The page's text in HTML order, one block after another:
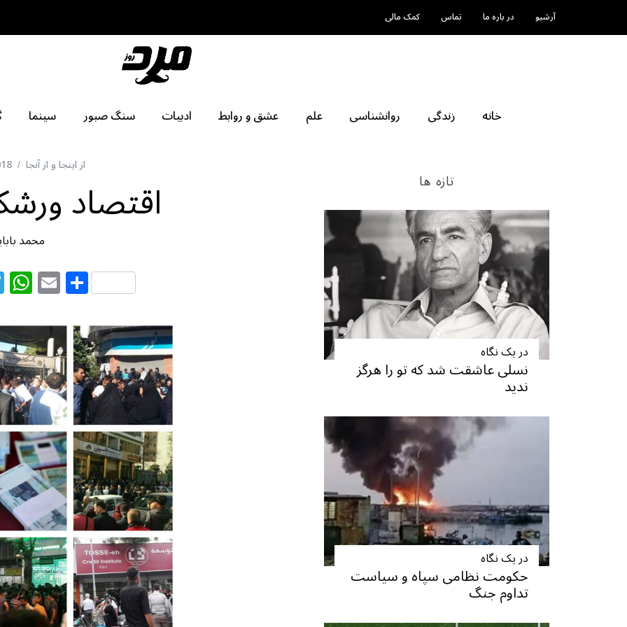
آرشیو در باره ما تماس کمک مالی
خانه زندگی روانشناسی علم عشق و روابط ادبیات سنگ صبور سینما
از اینجا و از آنجا
اقتصاد
محمد
T
el
e
g
ra
m
W
h
at
s
A
p
p
E
m
ai
l
S
h
ar
e
تازه ها
در یک نگاه
نسلی عاشقت شد که تو را هرگز
ندید
در یک نگاه
حکومت نظامی سپاه و سیاست
تداوم جنگ